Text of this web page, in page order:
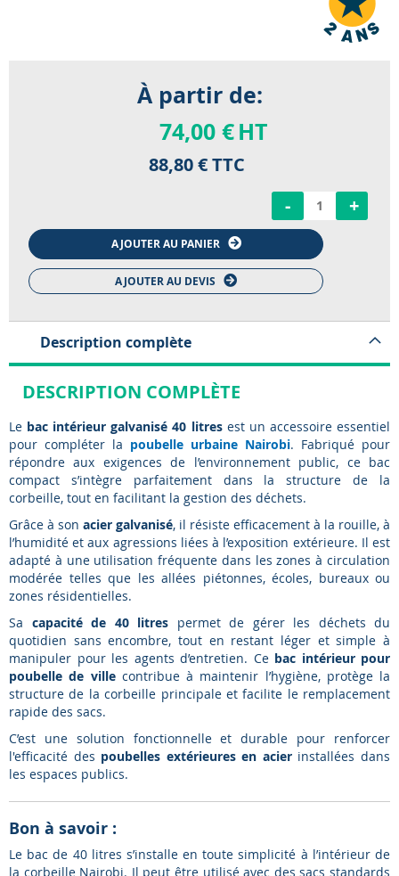
À partir de:
74,00 €HT
88,80 € TTC
-
+
AJOUTER AU PANIER
AJOUTER AU DEVIS
Description complète
DESCRIPTION COMPLÈTE
Le bac intérieur galvanisé 40 litresest un accessoire essentiel
pour compléter la poubelle urbaine Nairobi. Fabriqué pour
répondre aux exigences de l’environnement public, ce bac
compact s’intègre parfaitement dans la structure de la
corbeille, tout en facilitant la gestion des déchets.
Grâce à son acier galvanisé, il résiste efficacement à la rouille, à
l’humidité et aux agressions liées à l’exposition extérieure. Il est
adapté à une utilisation fréquente dans les zones à circulation
modérée telles que les allées piétonnes, écoles, bureaux ou
zones résidentielles.
Sa capacité de 40 litres permet de gérer les déchets du
quotidien sans encombre, tout en restant léger et simple à
manipuler pour les agents d’entretien. Ce bac intérieur pour
poubelle de villecontribue à maintenir l’hygiène, protège la
structure de la corbeille principale et facilite le remplacement
rapide des sacs.
C’est une solution fonctionnelle et durable pour renforcer
l'efficacité des poubelles extérieures en acierinstallées dans
les espaces publics.
Bon à savoir :
Le bac de 40 litres s’installe en toute simplicité à l’intérieur de
la corbeille Nairobi. Il peut être utilisé avec des sacs standards